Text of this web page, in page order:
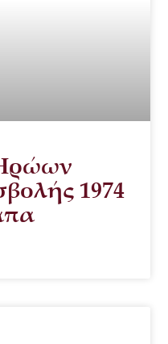
1974